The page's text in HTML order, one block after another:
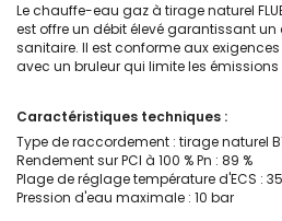
Le chauffe-eau gaz à tirage naturel
est offre un débit élevé garantissant
sanitaire. Il est conforme aux exigences
avec un bruleur qui limite les émissions
Caractéristiques techniques :
Type de raccordement : tirage naturel
Rendement sur PCI à 100 % Pn : 89 %
Plage de réglage température d'ECS :
Pression d'eau maximale : 10 bar